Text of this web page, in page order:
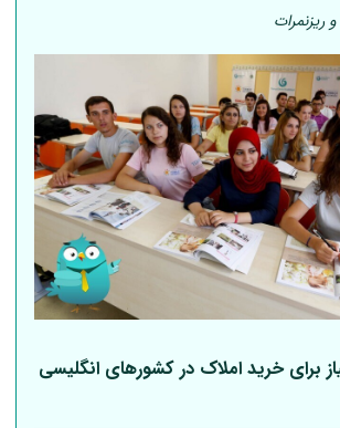
ریزنمرات
برای خرید املاک در کشورهای انگلیسی